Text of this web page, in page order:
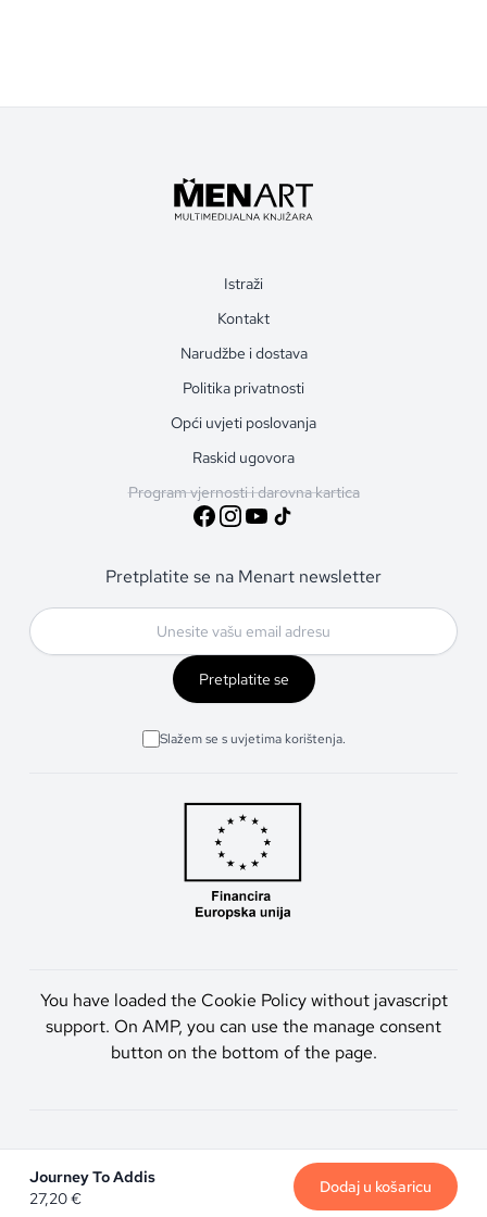
Journey To Addis
27,20€
Dodaj u košaricu
Istraži
Kontakt
Narudžbe i dostava
Politika privatnosti
Opći uvjeti poslovanja
Raskid ugovora
Program vjernosti i darovna kartica
Pretplatite se na Menart newsletter
Pretplatite se
Slažem se s uvjetima korištenja.
You have loaded the Cookie Policy without javascript
support. On AMP, you can use the manage consent
button on the bottom of the page.
Artmen d.o.o. © 2026. Sva prava pridržana.